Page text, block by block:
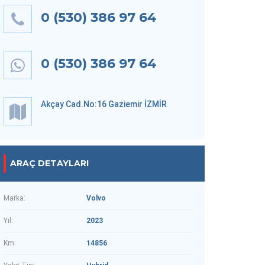
0 (530) 386 97 64
0 (530) 386 97 64
Akçay Cad.No:16 Gaziemir İZMİR
ARAÇ DETAYLARI
Marka: Volvo
Yıl: 2023
Km: 14856